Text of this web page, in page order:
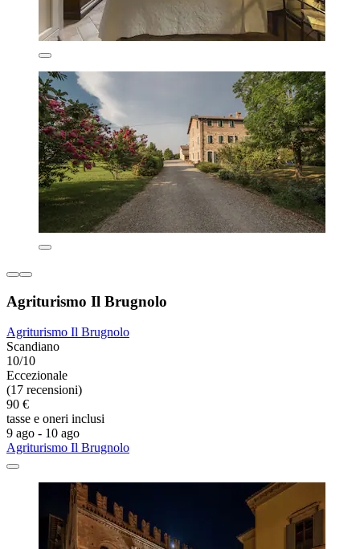
Agriturismo Il Brugnolo
Agriturismo Il Brugnolo
Scandiano
10/10
Eccezionale
(17 recensioni)
90 €
tasse e oneri inclusi
9 ago - 10 ago
Agriturismo Il Brugnolo